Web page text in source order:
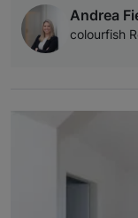
Andrea
colourfish